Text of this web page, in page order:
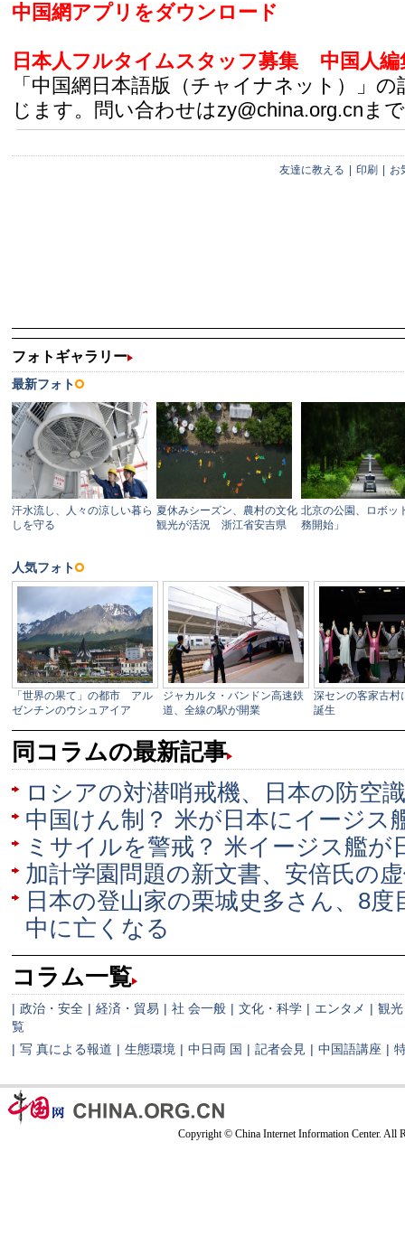
中国網アプリをダウンロード
日本人フルタイムスタッフ募集
中国人
「中国網日本語版（チャイナネット）」
じます。問い合わせはzy@china.org.cnまで
友達に教える 印刷 お
同コラムの最新記事
ロシアの対潜哨戒機、日本の防空
中国けん制？ 米が日本にイージス
ミサイルを警戒？ 米イージス艦が
加計学園問題の新文書、安倍氏の
日本の登山家の栗城史多さん、8
中に亡くなる
コラム一覧
| 政治・安全 | 経済・貿易 | 社 会一般 | 文化・科学 | エンタメ | 観光
覧
| 写 真による報道 | 生態環境 | 中日両 国 | 記者会見 | 中国語講座 |